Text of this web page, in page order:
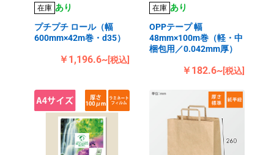
在庫 あり
プチプチ ロール（幅
600mm×42m巻・d35）
￥1,196.6~[税込]
在庫 あり
OPPテープ 幅
48mm×100m巻（軽・中
梱包用／0.042mm厚）
￥182.6~[税込]